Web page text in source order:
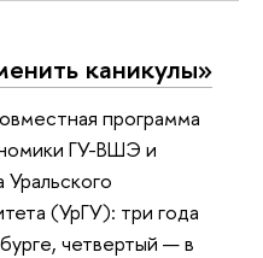
каникулы»
программа
ГУ-ВШЭ и
(УрГУ): три года
четвертый — в